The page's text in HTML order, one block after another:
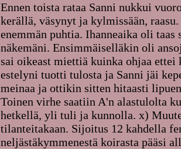
Ennen toista rataa Sanni nukkui
kerällä, väsynyt ja kylmissään,
enemmän puhtia. Ihanneaika oli
näkemäni. Ensimmäiselläkin oli
sai oikeast miettiä kuinka ohjaa
estelyni tuotti tulosta ja Sanni jäi
meinaa ja ottikin sitten hitaasti
Toinen virhe saatiin A'n alastulolta
hetkellä, yli tuli ja kunnolla. x)
tilanteitakaan. Sijoitus 12 kahdella
neljästäkymmenestä koirasta pääsi